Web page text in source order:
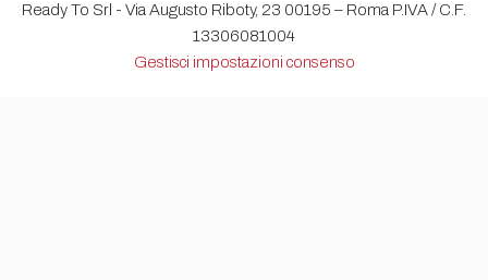
Ready To Srl - Via Augusto Riboty, 23 00195 – Roma P.IVA / C.F.
13306081004
Gestisci impostazioni consenso